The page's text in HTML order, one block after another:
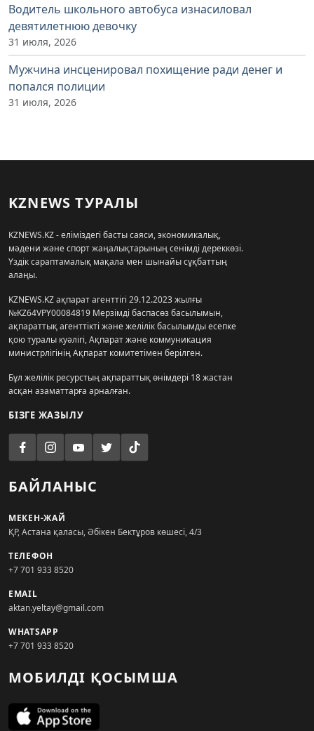
Водитель школьного автобуса изнасиловал
девятилетнюю девочку
31 июля, 2026
Мужчина инсценировал похищение ради денег и
попался полиции
31 июля, 2026
KZNEWS ТУРАЛЫ
KZNEWS.KZ - еліміздегі басты саяси, экономикалық,
мәдени және спорт жаңалықтарының сенімді дереккөзі.
Үздік сараптамалық мақала мен шынайы сұқбаттың
алаңы.
KZNEWS.KZ ақпарат агенттігі 29.12.2023 жылғы
№KZ64VPY00084819 Мерзімді баспасөз басылымын,
ақпараттық агенттікті және желілік басылымды есепке
қою туралы куәлігі, Ақпарат және коммуникация
министрлігінің Ақпарат комитетімен берілген.
Бұл желілік ресурстың ақпараттық өнімдері 18 жастан
асқан азаматтарға арналған.
БІЗГЕ ЖАЗЫЛУ
БАЙЛАНЫС
МЕКЕН-ЖАЙ
ҚР, Астана қаласы, Әбікен Бектұров көшесі, 4/3
ТЕЛЕФОН
+7 701 933 8520
EMAIL
aktan.yeltay@gmail.com
WHATSAPP
+7 701 933 8520
МОБИЛДІ ҚОСЫМША